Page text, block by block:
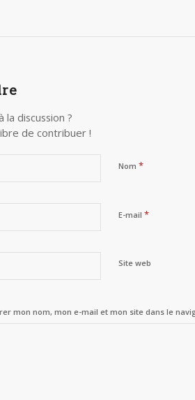
la discussion ?
de contribuer !
Nom *
E-mail *
Site web
mon nom, mon e-mail et mon site dans le